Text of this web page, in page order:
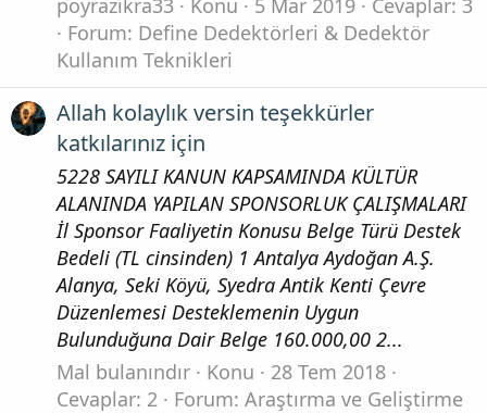
poyrazikra33 Konu 5 Mar 2019
Cevaplar: 3
Forum: Define Dedektörleri & Dedektör
Kullanım Teknikleri
Allah kolaylık versin teşekkürler
katkılarınız için
5228 SAYILI KANUN KAPSAMINDA KÜLTÜR
ALANINDA YAPILAN SPONSORLUK ÇALIŞMALARI
İl Sponsor Faaliyetin Konusu Belge Türü Destek
Bedeli (TL cinsinden) 1 Antalya Aydoğan A.Ş.
Alanya, Seki Köyü, Syedra Antik Kenti Çevre
Düzenlemesi Desteklemenin Uygun
Bulunduğuna Dair Belge 160.000,00 2...
Mal bulanındır
Konu
28 Tem 2018
Cevaplar: 2
Forum: Araştırma ve Geliştirme